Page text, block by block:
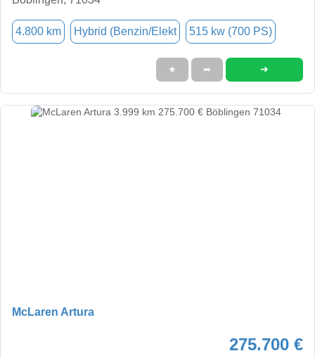
4.800 km Hybrid (Benzin/Elekt 515 kw (700 PS)
★ ➦ ➜
McLaren Artura
275.700 €